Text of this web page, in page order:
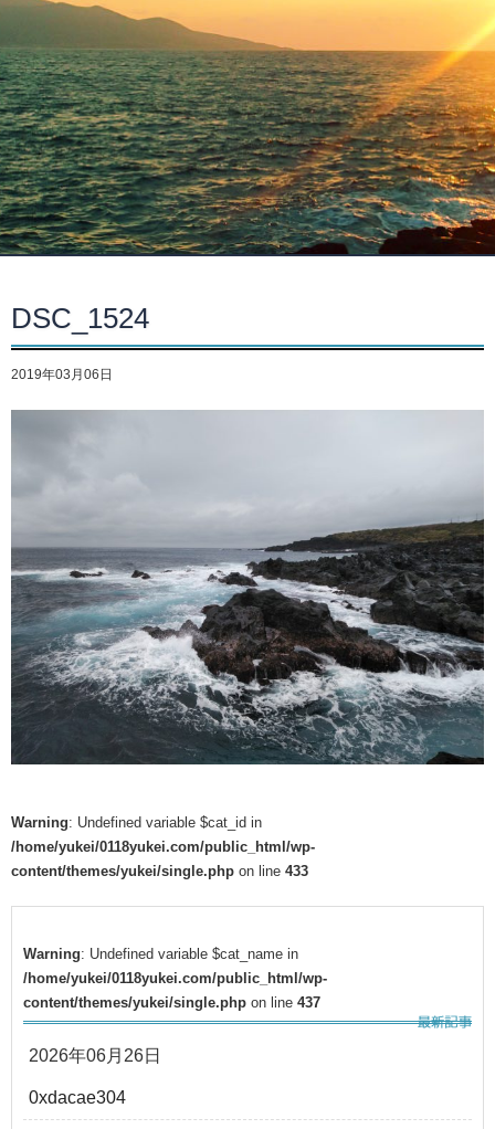
DSC_1524
2019年03月06日
Warning: Undefined variable $cat_id in
/home/yukei/0118yukei.com/public_html/wp-
content/themes/yukei/single.php on line 433
Warning: Undefined variable $cat_name in
/home/yukei/0118yukei.com/public_html/wp-
content/themes/yukei/single.php on line 437
2026年06月26日
0xdacae304